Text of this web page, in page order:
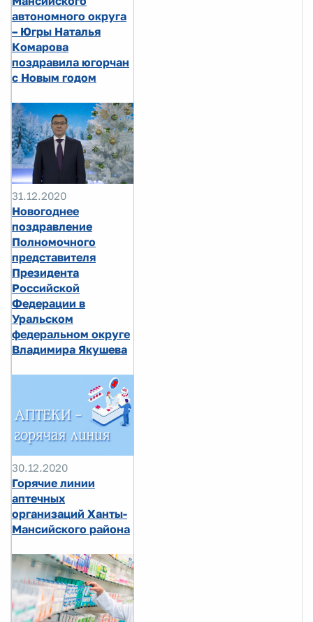
автономного округа
– Югры Наталья
Комарова
поздравила югорчан
с Новым годом
31.12.2020
Новогоднее
поздравление
Полномочного
представителя
Президента
Российской
Федерации в
Уральском
федеральном округе
Владимира Якушева
30.12.2020
Горячие линии
аптечных
организаций Ханты-
Мансийского района